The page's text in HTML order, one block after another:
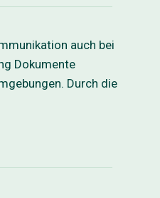
auch bei
Dokumente
Durch die